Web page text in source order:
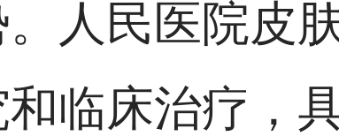
人民医院皮
临床治疗，